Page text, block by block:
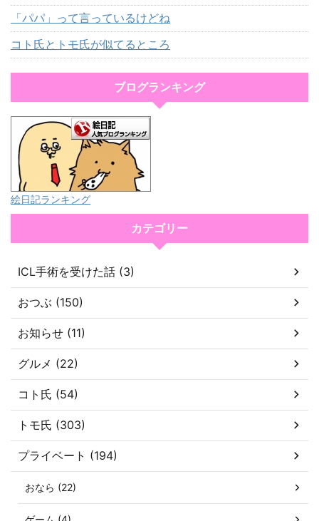
「パパ」って言っているけどね
コト氏とトモ氏が似てるところ
ブログランキング
絵日記ランキング
カテゴリー
ICL手術を受けた話 (3)
おつぶ (150)
お知らせ (11)
グルメ (22)
コト氏 (54)
トモ氏 (303)
プライベート (194)
おなら (22)